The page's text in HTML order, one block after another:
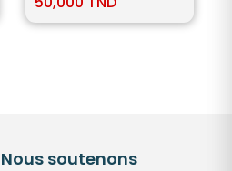
Nous soutenons